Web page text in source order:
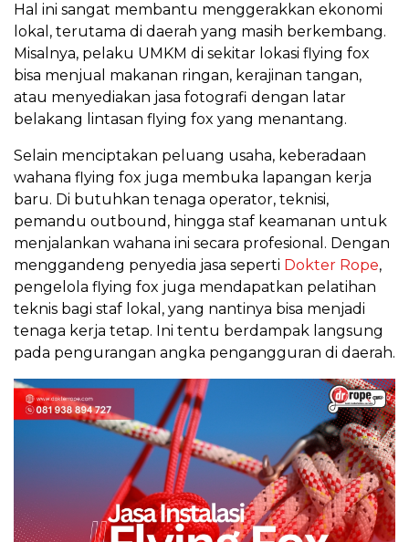
Hal ini sangat membantu menggerakkan ekonomi
lokal, terutama di daerah yang masih berkembang.
Misalnya, pelaku UMKM di sekitar lokasi flying fox
bisa menjual makanan ringan, kerajinan tangan,
atau menyediakan jasa fotografi dengan latar
belakang lintasan flying fox yang menantang.
Selain menciptakan peluang usaha, keberadaan
wahana flying fox juga membuka lapangan kerja
baru. Di butuhkan tenaga operator, teknisi,
pemandu outbound, hingga staf keamanan untuk
menjalankan wahana ini secara profesional. Dengan
menggandeng penyedia jasa seperti Dokter Rope,
pengelola flying fox juga mendapatkan pelatihan
teknis bagi staf lokal, yang nantinya bisa menjadi
tenaga kerja tetap. Ini tentu berdampak langsung
pada pengurangan angka pengangguran di daerah.